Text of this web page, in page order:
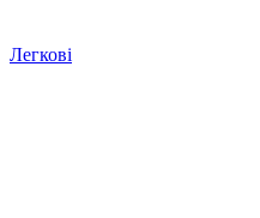
Легкові